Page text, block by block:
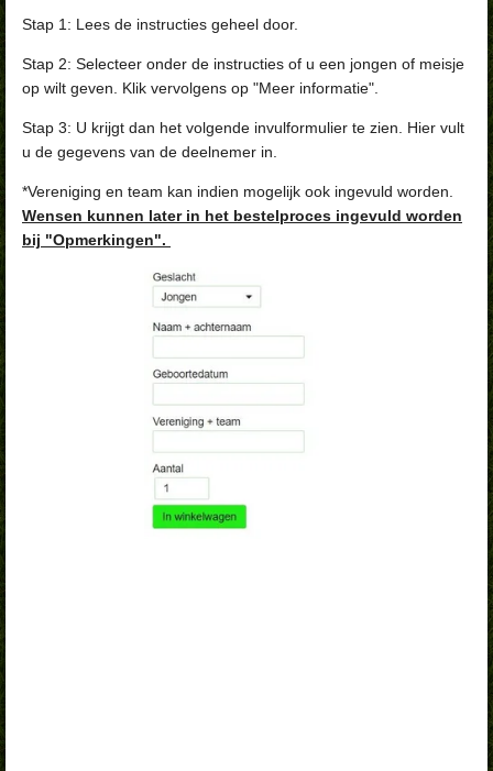
Stap 1: Lees de instructies geheel door.
Stap 2: Selecteer onder de instructies of u een jongen of meisje
op wilt geven. Klik vervolgens op "Meer informatie".
Stap 3: U krijgt dan het volgende invulformulier te zien. Hier vult
u de gegevens van de deelnemer in.
*Vereniging en team kan indien mogelijk ook ingevuld worden.
Wensen kunnen later in het bestelproces ingevuld worden
bij "Opmerkingen".